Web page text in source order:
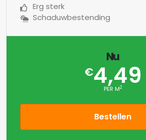
Erg sterk
Schaduwbestending
Nu
€4,49
PER M2
Bestellen